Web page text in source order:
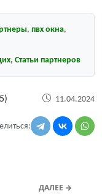
, пвх окна,
, Статьи партнеров
11.04.2024
ДАЛЕЕ →